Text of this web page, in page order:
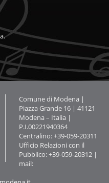
Comune di Modena |
Piazza Grande 16 | 41121
Modena – Italia |
P.I.00221940364
Centralino: +39-059-20311
Ufficio Relazioni con il
Pubblico: +39-059-20312 |
mail: